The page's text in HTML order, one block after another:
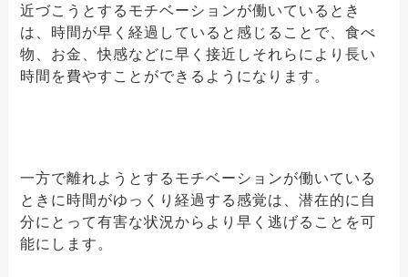
近づこうとするモチベーションが働いているとき
は、時間が早く経過していると感じることで、食べ
物、お金、快感などに早く接近しそれらにより長い
時間を費やすことができるようになります。
一方で離れようとするモチベーションが働いている
ときに時間がゆっくり経過する感覚は、潜在的に自
分にとって有害な状況からより早く逃げることを可
能にします。